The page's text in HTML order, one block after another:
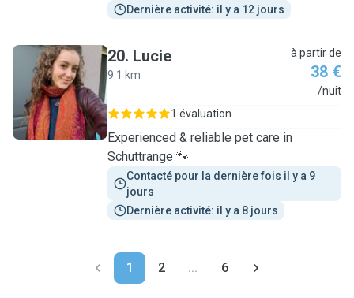
Dernière activité: il y a 12 jours
L
20. Lucie
9.1 km
à partir de
38 €
/nuit
1 évaluation
Experienced & reliable pet care in
Schuttrange 🐾
Contacté pour la dernière fois il y a 9
jours
Dernière activité: il y a 8 jours
1 2 ... 6